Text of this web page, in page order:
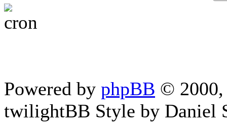
Powered by phpBB © 2000,
twilightBB Style by Daniel